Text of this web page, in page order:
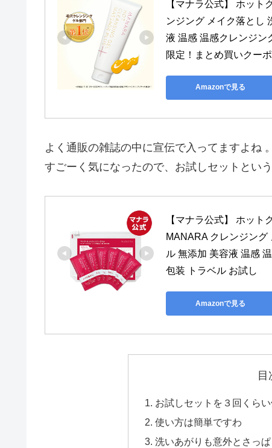
【マナラ公式】 ホッ
ンジング メイク落とし
液 温感 温感クレンジン
限定！まとめ買いクー
Amazonで見る
よく通販の雑誌の中に宣伝で入ってますよね 。
すごーく気になったので、お試しセットとい
【マナラ公式】 ホッ
MANARA クレンジン
ル 無添加 美容液 温感
包装 トラベル お試し
Amazonで見る
目
お試しセットを３回くら
使い方は簡単ですわ
洗いあがりも意外とさっぱ